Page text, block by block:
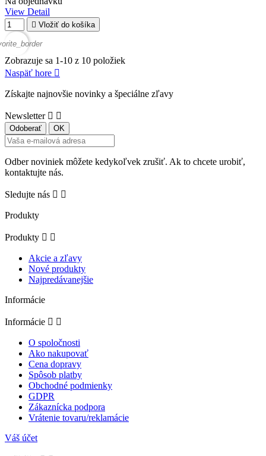
View Detail
 Vložiť do košíka
Zobrazuje sa 1-10 z 10 položiek
Naspäť hore 
Získajte najnovšie novinky a špeciálne zľavy
Newsletter  
Odber noviniek môžete kedykoľvek zrušiť. Ak to chcete urobiť,
kontaktujte nás.
Sledujte nás  
Produkty
Produkty  
Akcie a zľavy
Nové produkty
Najpredávanejšie
Informácie
Informácie  
O spoločnosti
Ako nakupovať
Cena dopravy
Spôsob platby
Obchodné podmienky
GDPR
Zákaznícka podpora
Vrátenie tovaru/reklamácie
Váš účet